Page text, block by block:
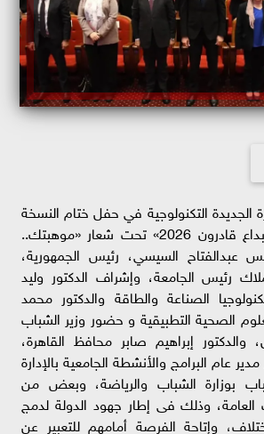
الجديدة التكنولوجية في حفل ختام النسخة
الثانية من برنامج «إبداع قادرون 2026» تحت شعار «موهبتك..
عبدالفتاح السيسي، رئيس الجمهورية،
رئيس الجامعة، وإشراف الدكتور وليد
الصناعة والطاقة والدكتور محمد
الصحية التطبيقية و حضور وزير الشباب
والدكتور إبراهيم صابر محافظ القاهرة،
عام البرامج والأنشطة الجامعية بالإدارة
بوزارة الشباب والرياضة، وبعض من
العامة، وذلك فى إطار جهود الدولة لدمج
وإتاحة الفرصة أمامهم للتعبير عن